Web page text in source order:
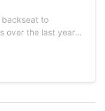
backseat to
over the last year,
well. New
Porsche’s
…